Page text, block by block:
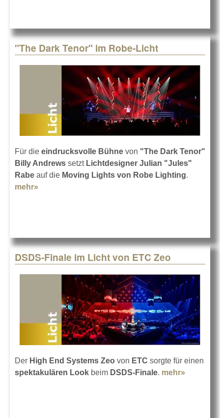
"The Dark Tenor" im Robe-Licht
Für die eindrucksvolle Bühne von "The Dark Tenor"
Billy Andrews setzt Lichtdesigner Julian "Jules"
Rabe auf die Moving Lights von Robe Lighting.
mehr»
DSDS-Finale im Licht von ETC Zeo
Der High End Systems Zeo von ETC sorgte für einen
spektakulären Look beim DSDS-Finale. mehr»